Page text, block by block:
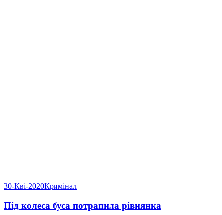
30-Кві-2020Кримінал
Під колеса буса потрапила рівнянка